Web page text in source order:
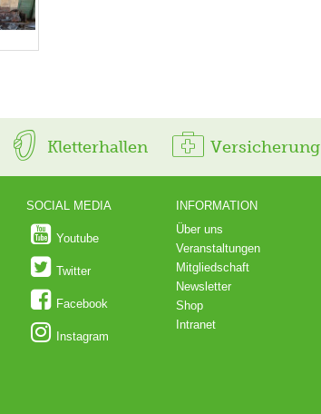
Kletterhallen Versicherung
SOCIAL MEDIA
Youtube
Twitter
Facebook
Instagram
INFORMATION
Über uns
Veranstaltungen
Mitgliedschaft
Newsletter
Shop
Intranet